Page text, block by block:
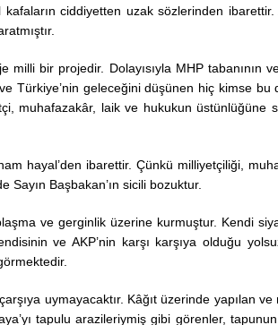
ciddiyetten uzak sözlerinden ibarettir.
milli bir projedir. Dolayısıyla MHP tabanının
Türkiye’nin geleceğini düşünen hiç kimse bu
muhafazakâr, laik ve hukukun üstünlüğüne
hayal’den ibarettir. Çünkü milliyetçiliği,
Sayın Başbakan’ın sicili bozuktur.
ve gerginlik üzerine kurmuştur. Kendi
ve AKP’nin karşı karşıya olduğu
uymayacaktır. Kâğıt üzerinde yapılan
tapulu arazileriymiş gibi görenler,